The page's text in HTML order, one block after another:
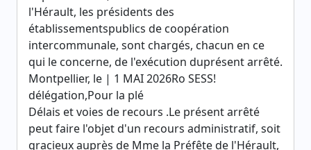
l'Hérault, les présidents des
établissementspublics de coopération
intercommunale, sont chargés, chacun en ce
qui le concerne, de l'exécution duprésent arrêté.
Montpellier, le | 1 MAI 2026Ro SESS!
délégation,Pour la plé
Délais et voies de recours .Le présent arrêté
peut faire l'objet d'un recours administratif, soit
gracieux auprès de Mme la Préfête de l'Hérault,